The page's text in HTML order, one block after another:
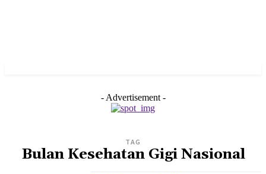
- Advertisement -
TAG
Bulan Kesehatan Gigi Nasional